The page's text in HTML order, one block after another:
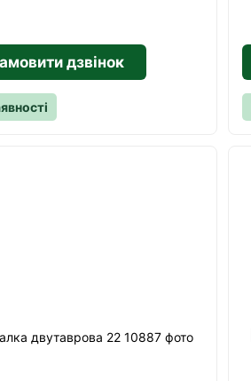
дзвінок